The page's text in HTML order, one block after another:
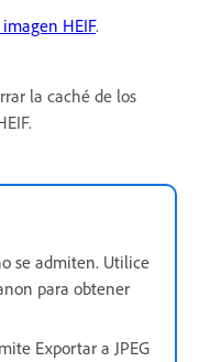
HEIF.
la caché de los
se admiten. Utilice
para obtener
Exportar a JPEG